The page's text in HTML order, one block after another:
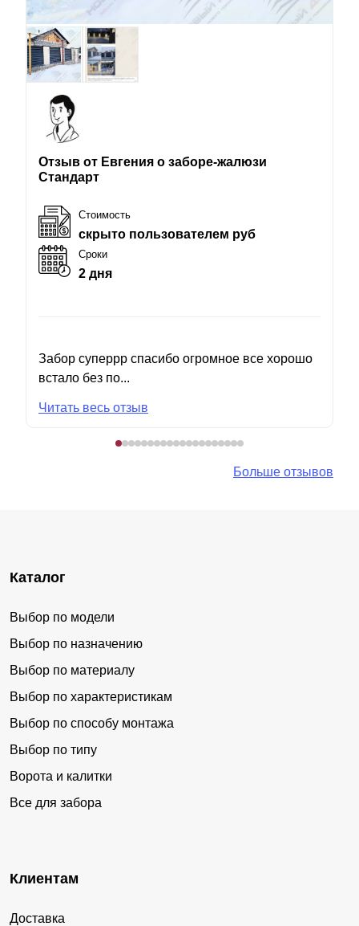
Отзыв от Евгения о заборе-жалюзи
Стандарт
Стоимость
скрыто пользователем руб
Сроки
2 дня
Забор суперрр спасибо огромное все хорошо
встало без по...
Читать весь отзыв
Больше отзывов
Каталог
Выбор по модели
Выбор по назначению
Выбор по материалу
Выбор по характеристикам
Выбор по способу монтажа
Выбор по типу
Ворота и калитки
Все для забора
Клиентам
Доставка